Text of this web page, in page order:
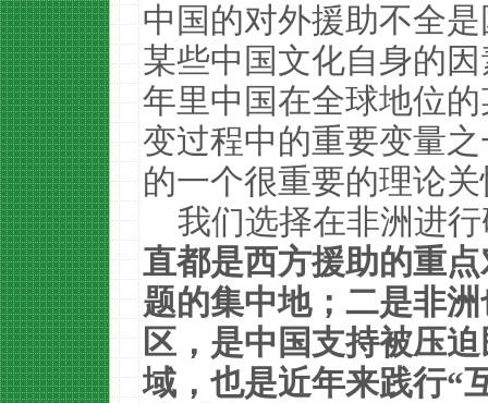
中国的对外援助不全
某些中国文化自身的
年里中国在全球地位
变过程中的重要变量
的一个很重要的理论
我们选择在非洲进
直都是西方援助的重
题的集中地；二是非
区，是中国支持被压
域，也是近年来践行“